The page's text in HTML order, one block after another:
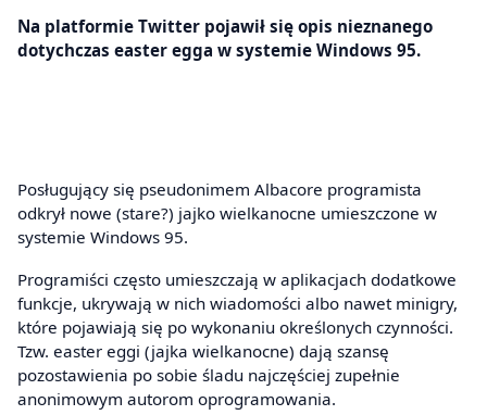
Na platformie Twitter pojawił się opis nieznanego
dotychczas easter egga w systemie Windows 95.
Posługujący się pseudonimem Albacore programista
odkrył nowe (stare?) jajko wielkanocne umieszczone w
systemie Windows 95.
Programiści często umieszczają w aplikacjach dodatkowe
funkcje, ukrywają w nich wiadomości albo nawet minigry,
które pojawiają się po wykonaniu określonych czynności.
Tzw. easter eggi (jajka wielkanocne) dają szansę
pozostawienia po sobie śladu najczęściej zupełnie
anonimowym autorom oprogramowania.